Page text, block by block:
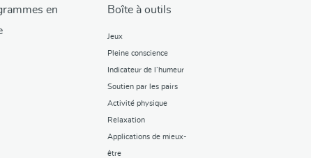
en
Boîte à outils
Jeux
Pleine conscience
Indicateur de l’humeur
Soutien par les pairs
Activité physique
Relaxation
Applications de mieux-
être